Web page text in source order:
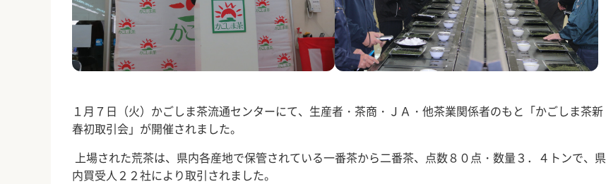
１月７日（火）かごしま茶流通センターにて、生産者・茶商・ＪＡ・他茶業関係者のもと「かごしま茶新
春初取引会」が開催されました。
上場された荒茶は、県内各産地で保管されている一番茶から二番茶、点数８０点・数量 ３．４ トンで、県
内買受人２２社により取引されました。